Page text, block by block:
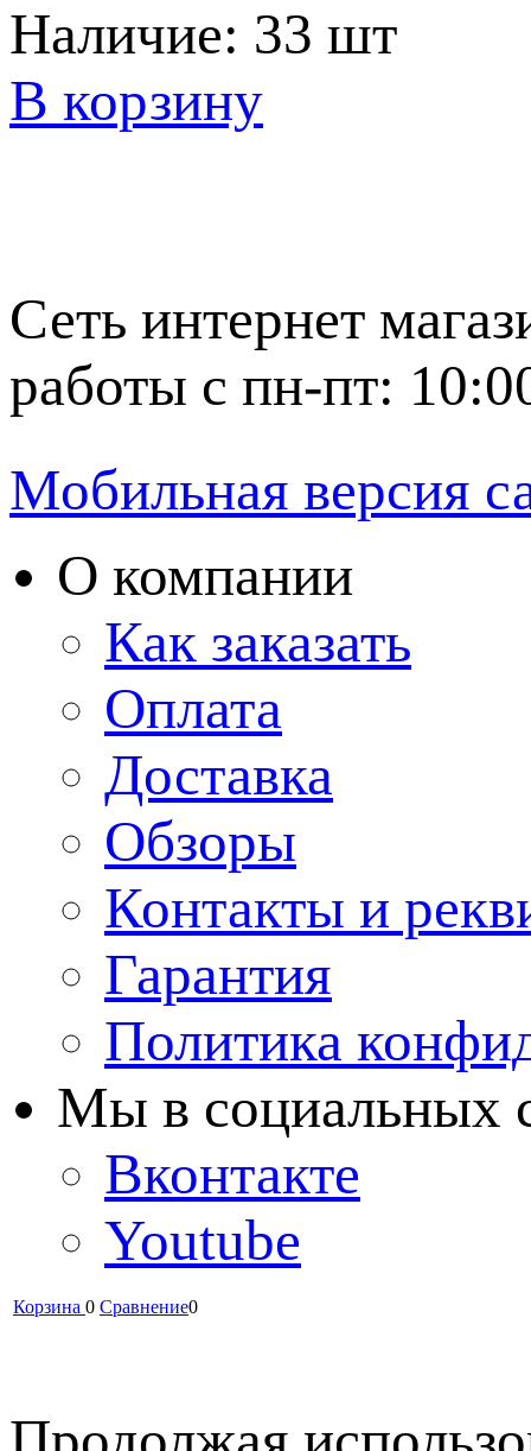
Наличие: 33 шт
В корзину
Сеть интернет
работы с пн-пт:
Мобильная версия
О компании
Как заказать
Оплата
Доставка
Обзоры
Контакты и
Гарантия
Политика
Мы в cоциальных
Вконтакте
Youtube
Корзина 0 Сравнение0